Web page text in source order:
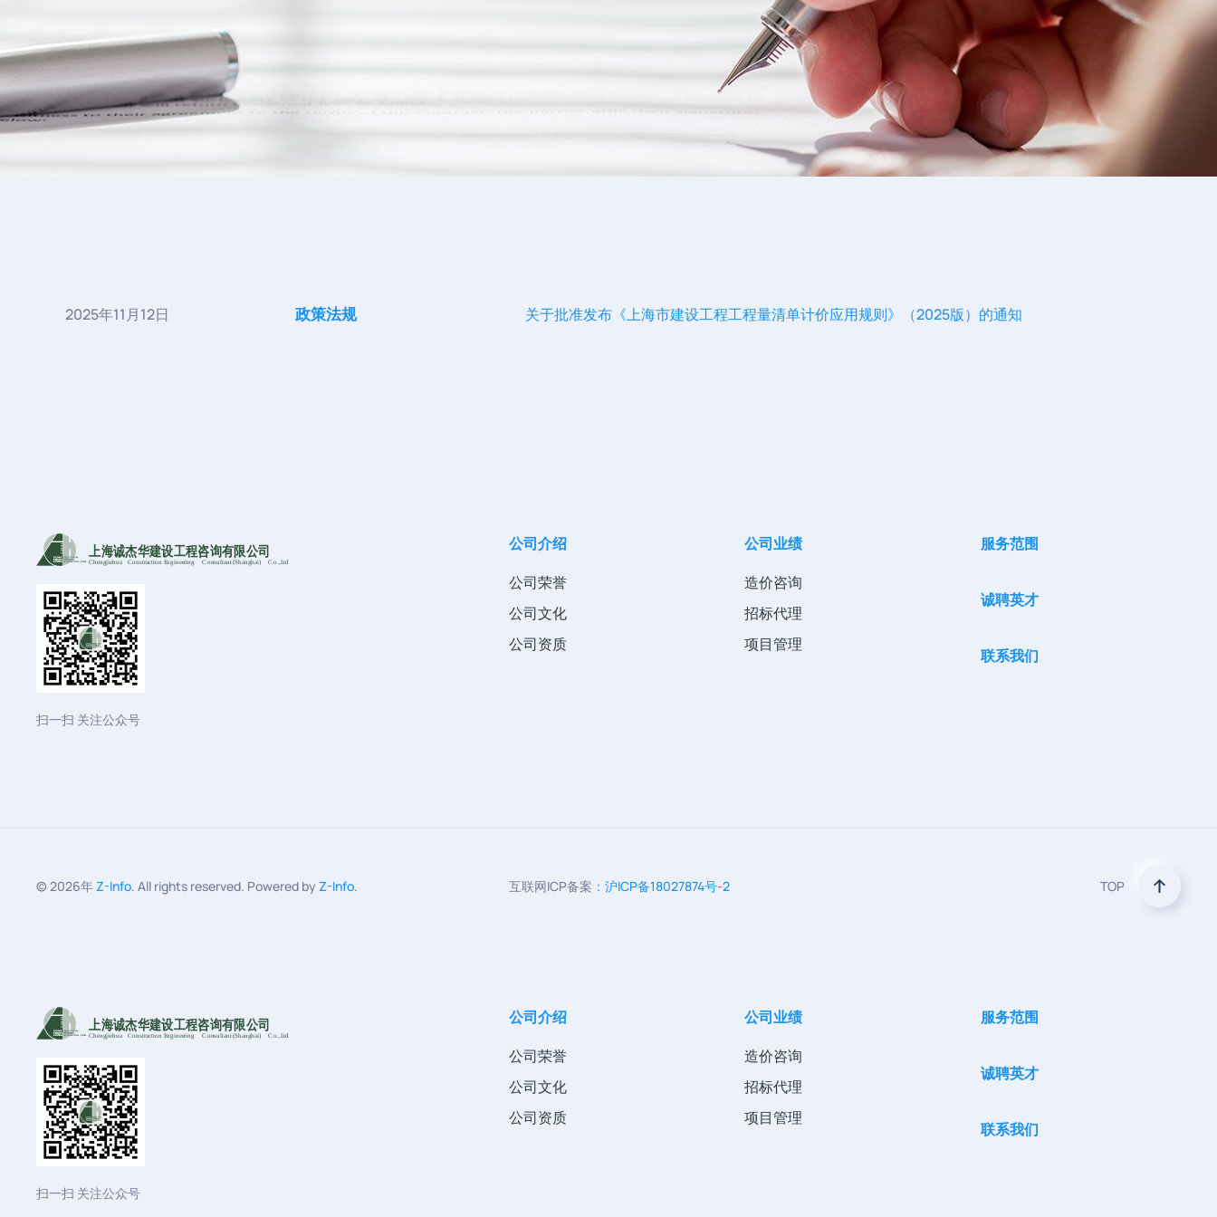
2025年11月12日 政策法规 关于批准发布《上海市建设工程工程量清单计价应用规则》（2025版）的通知
上海诚杰华建设工程咨询有限公司
Chengjiehua Construction Engineering C onsultant (Shanghai) C o.,Ltd
扫一扫 关注公众号
公司介绍
公司荣誉
公司文化
公司资质
公司业绩
造价咨询
招标代理
项目管理
服务范围
诚聘英才
联系我们
© 2026年Z-Info. All rights reserved. Powered by Z-Info. 互联网ICP备案： 沪ICP备18027874号-2 TOP
上海诚杰华建设工程咨询有限公司
Chengjiehua Construction Engineering C onsultant (Shanghai) C o.,Ltd
扫一扫 关注公众号
公司介绍
公司荣誉
公司文化
公司资质
公司业绩
造价咨询
招标代理
项目管理
服务范围
诚聘英才
联系我们